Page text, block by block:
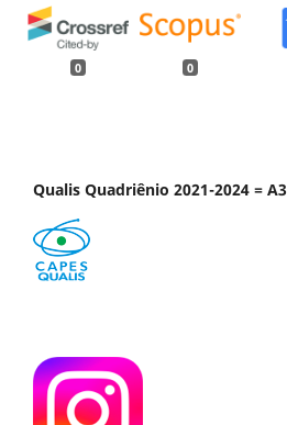
0 0
Qualis Quadriênio 2021-2024 = A3